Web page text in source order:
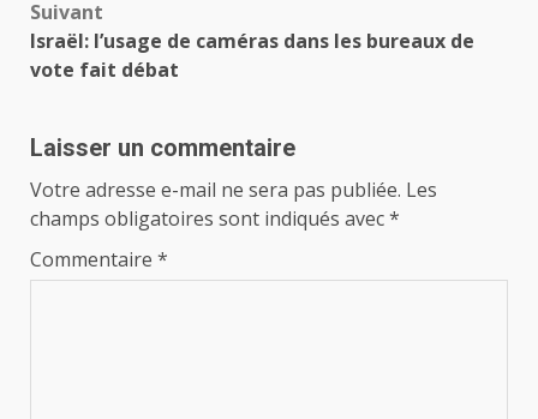
Suivant
Israël: l’usage de caméras dans les bureaux de
vote fait débat
Laisser un commentaire
Votre adresse e-mail ne sera pas publiée. Les
champs obligatoires sont indiqués avec*
Commentaire *